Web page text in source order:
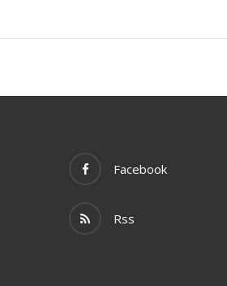
Facebook
Rss